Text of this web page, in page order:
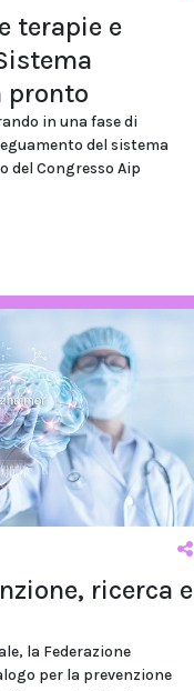
terapie e
pronto
in una fase di
del sistema
del Congresso Aip
ricerca e
la Federazione
per la prevenzione